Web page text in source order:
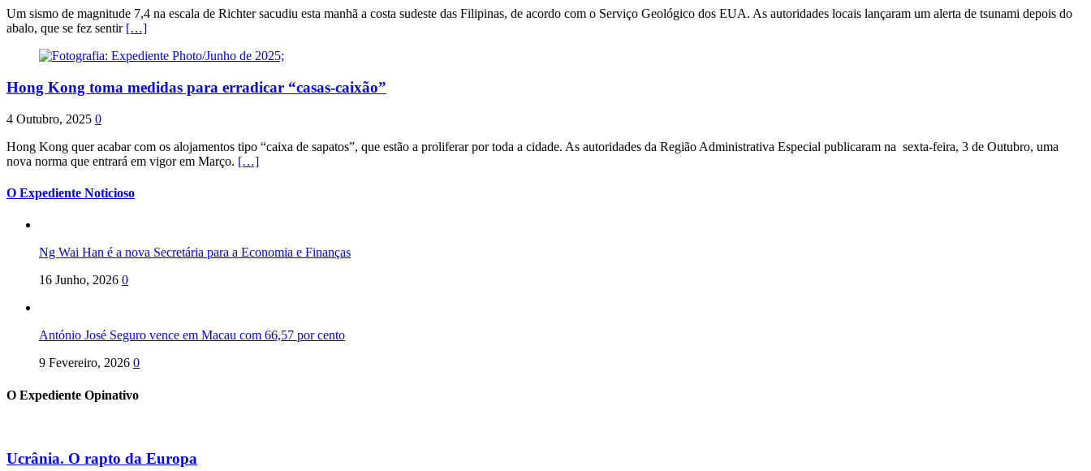
Um sismo de magnitude 7,4 na escala de Richter sacudiu esta manhã a costa sudeste das Filipinas, de acordo com o Serviço Geológico dos EUA. As autoridades locais lançaram um alerta de tsunami depois do
abalo, que se fez sentir […]
Hong Kong toma medidas para erradicar “casas-caixão”
4 Outubro, 2025 0
Hong Kong quer acabar com os alojamentos tipo “caixa de sapatos”, que estão a proliferar por toda a cidade. As autoridades da Região Administrativa Especial publicaram na sexta-feira, 3 de Outubro, uma
nova norma que entrará em vigor em Março. […]
O Expediente Noticioso
Ng Wai Han é a nova Secretária para a Economia e Finanças
16 Junho, 2026 0
António José Seguro vence em Macau com 66,57 por cento
9 Fevereiro, 2026 0
O Expediente Opinativo
Ucrânia. O rapto da Europa